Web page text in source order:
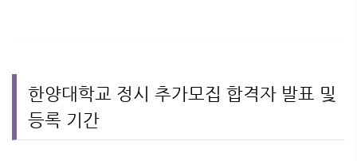
한양대학교 정시 추가모집 합격자 발표 및
등록 기간